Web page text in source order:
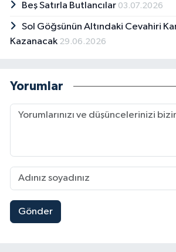
Beş Satırla Butlancılar 03.07.2026
Sol Göğsünün Altındaki Cevahiri
Kazanacak 29.06.2026
Yorumlar
Gönder